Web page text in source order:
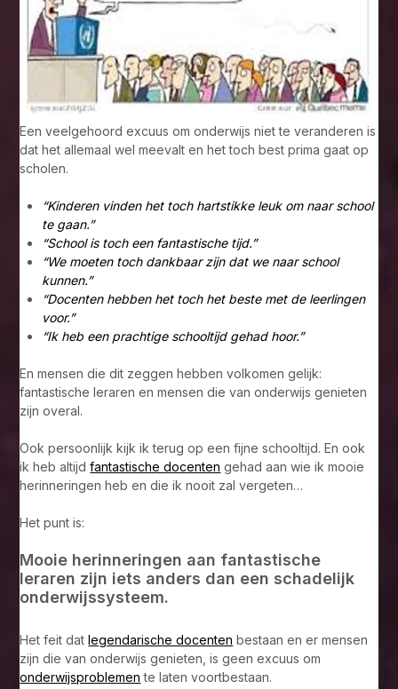
Een veelgehoord excuus om onderwijs niet te veranderen is
dat het allemaal wel meevalt en het toch best prima gaat op
scholen.
“Kinderen vinden het toch hartstikke leuk om naar school
te gaan.”
“School is toch een fantastische tijd.”
“We moeten toch dankbaar zijn dat we naar school
kunnen.”
“Docenten hebben het toch het beste met de leerlingen
voor.”
“Ik heb een prachtige schooltijd gehad hoor.”
En mensen die dit zeggen hebben volkomen gelijk:
fantastische leraren en mensen die van onderwijs genieten
zijn overal.
Ook persoonlijk kijk ik terug op een fijne schooltijd. En ook
ik heb altijdfantastische docenten gehad aan wie ik mooie
herinneringen heb en die ik nooit zal vergeten…
Het punt is:
Mooie herinneringen aan fantastische
leraren zijn iets anders dan een schadelijk
onderwijssysteem.
Het feit datlegendarische docenten bestaan en er mensen
zijn die van onderwijs genieten, is geen excuus om
onderwijsproblemen te laten voortbestaan.